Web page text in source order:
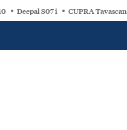
Deepal S07 i CUPRA Tavascan